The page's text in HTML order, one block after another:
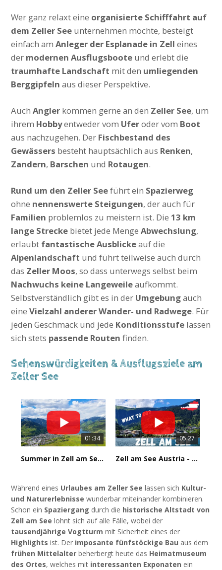
Wer ganz relaxt eine organisierte Schifffahrt auf
dem Zeller See unternehmen möchte, besteigt
einfach amAnleger der Esplanade in Zell eines
der modernen Ausflugsboote und erlebt die
traumhafte Landschaft mit den umliegenden
Berggipfeln aus dieser Perspektive.
AuchAngler kommen gerne an den Zeller See, um
ihrem Hobbyentweder vom Uferoder vom Boot
aus nachzugehen. Der Fischbestand des
Gewässers besteht hauptsächlich aus Renken,
Zandern, Barschen und Rotaugen.
Rund um den Zeller Seeführt ein Spazierweg
ohne nennenswerte Steigungen, der auch für
Familien problemlos zu meistern ist. Die 13 km
lange Strecke bietet jede MengeAbwechslung,
erlaubt fantastische Ausblickeauf die
Alpenlandschaft und führt teilweise auch durch
das Zeller Moos, so dass unterwegs selbst beim
Nachwuchs keine Langeweileaufkommt.
Selbstverständlich gibt es in der Umgebungauch
eineVielzahl anderer Wander- und Radwege. Für
jeden Geschmack und jede Konditionsstufe lassen
sich stets passende Routen finden.
Sehenswürdigkeiten & Ausflugsziele am
Zeller See
01:34
Summer in Zell am See-Kaprun from above [4K]
05:27
Zell am See Austria - City & Boat trip
Während eines Urlaubes am Zeller See lassen sich Kultur-
und Naturerlebnisse wunderbar miteinander kombinieren.
Schon ein Spaziergang durch die historische Altstadt von
Zell am See lohnt sich auf alle Fälle, wobei der
tausendjährige Vogtturm mit Sicherheit eines der
Highlights ist. Der imposante fünfstöckige Bau aus dem
frühen Mittelalter beherbergt heute das Heimatmuseum
des Ortes, welches mit interessanten Exponaten ein